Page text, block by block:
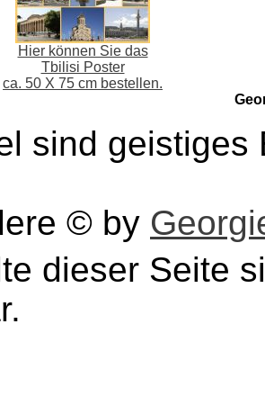
Hier können Sie das
Tbilisi Poster
ca. 50 X 75 cm bestellen.
sind
© by
dieser Seite